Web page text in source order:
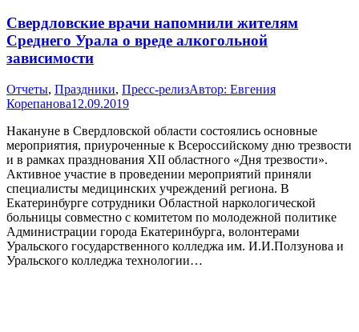
Свердловские врачи напомнили жителям
Среднего Урала о вреде алкогольной
зависимости
Отчеты, Праздники, Пресс-релизАвтор: Евгения
Корепанова12.09.2019
Накануне в Свердловской области состоялись основные
мероприятия, приуроченные к Всероссийскому дню трезвости
и в рамках празднования XII областного «Дня трезвости».
Активное участие в проведении мероприятий приняли
специалисты медицинских учреждений региона. В
Екатеринбурге сотрудники Областной наркологической
больницы совместно с комитетом по молодежной политике
Администрации города Екатеринбурга, волонтерами
Уральского государственного колледжа им. И.И.Ползунова и
Уральского колледжа технологии…